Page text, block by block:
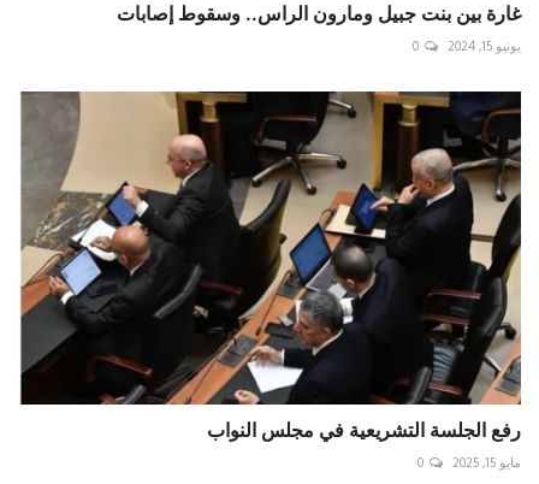
غارة بين بنت جبيل ومارون الراس.. وسقوط إصابات
يونيو 15, 2024 0
رفع الجلسة التشريعية في مجلس النواب
مايو 15, 2025 0